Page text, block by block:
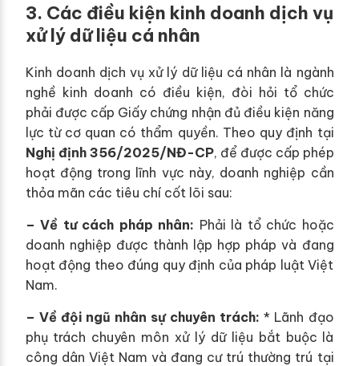
3. Các điều kiện kinh doanh dịch vụ
xử lý dữ liệu cá nhân
Kinh doanh dịch vụ xử lý dữ liệu cá nhân là ngành
nghề kinh doanh có điều kiện, đòi hỏi tổ chức
phải được cấp Giấy chứng nhận đủ điều kiện năng
lực từ cơ quan có thẩm quyền. Theo quy định tại
Nghị định 356/2025/NĐ-CP, để được cấp phép
hoạt động trong lĩnh vực này, doanh nghiệp cần
thỏa mãn các tiêu chí cốt lõi sau:
– Về tư cách pháp nhân: Phải là tổ chức hoặc
doanh nghiệp được thành lập hợp pháp và đang
hoạt động theo đúng quy định của pháp luật Việt
Nam.
– Về đội ngũ nhân sự chuyên trách: * Lãnh đạo
phụ trách chuyên môn xử lý dữ liệu bắt buộc là
công dân Việt Nam và đang cư trú thường trú tại